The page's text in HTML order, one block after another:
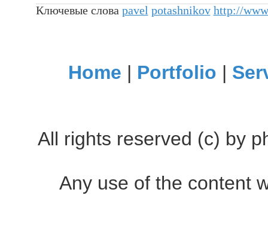
Ключевые слова pavel potashnikov http://
Home | Portfolio |
All rights reserved (c) by
Any use of the content